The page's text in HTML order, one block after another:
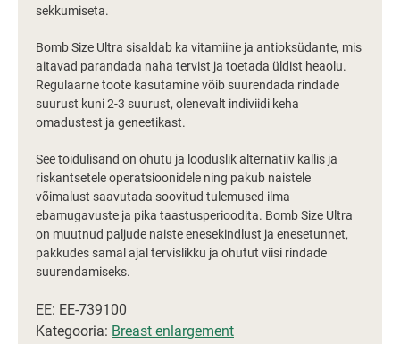
sekkumiseta.
Bomb Size Ultra sisaldab ka vitamiine ja antioksüdante, mis
aitavad parandada naha tervist ja toetada üldist heaolu.
Regulaarne toote kasutamine võib suurendada rindade
suurust kuni 2-3 suurust, olenevalt indiviidi keha
omadustest ja geneetikast.
See toidulisand on ohutu ja looduslik alternatiiv kallis ja
riskantsetele operatsioonidele ning pakub naistele
võimalust saavutada soovitud tulemused ilma
ebamugavuste ja pika taastusperioodita. Bomb Size Ultra
on muutnud paljude naiste enesekindlust ja enesetunnet,
pakkudes samal ajal tervislikku ja ohutut viisi rindade
suurendamiseks.
EE: EE-739100
Kategooria: Breast enlargement